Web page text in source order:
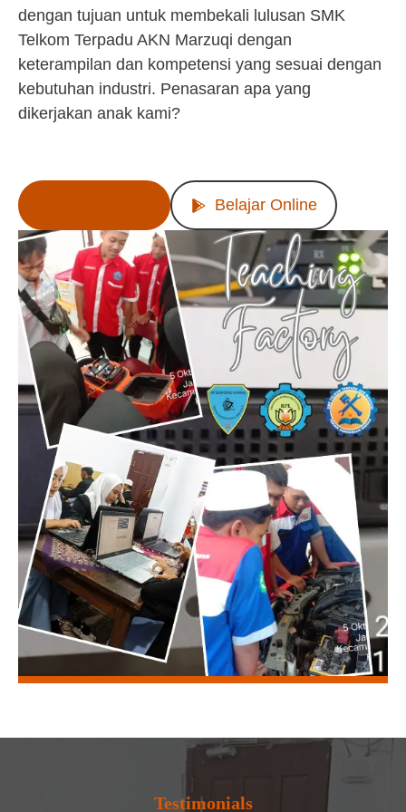
dengan tujuan untuk membekali lulusan SMK
Telkom Terpadu AKN Marzuqi dengan
keterampilan dan kompetensi yang sesuai dengan
kebutuhan industri. Penasaran apa yang
dikerjakan anak kami?
Belajar Online
Testimonials